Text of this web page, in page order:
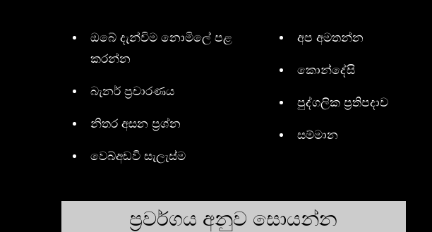
ඔබේ දැන්විම නොමිලේ පළ
කරන්න
බැනර් ප්‍රචාරණය
නිතර අසන ප්‍රශ්න
වෙබ්අඩවි සැලැස්ම
අප අමතන්න
කොන්දේසි
පුද්ගලික ප්‍රතිපදාව
සම්මාන
ප්‍රවර්ගය අනුව සොයන්න